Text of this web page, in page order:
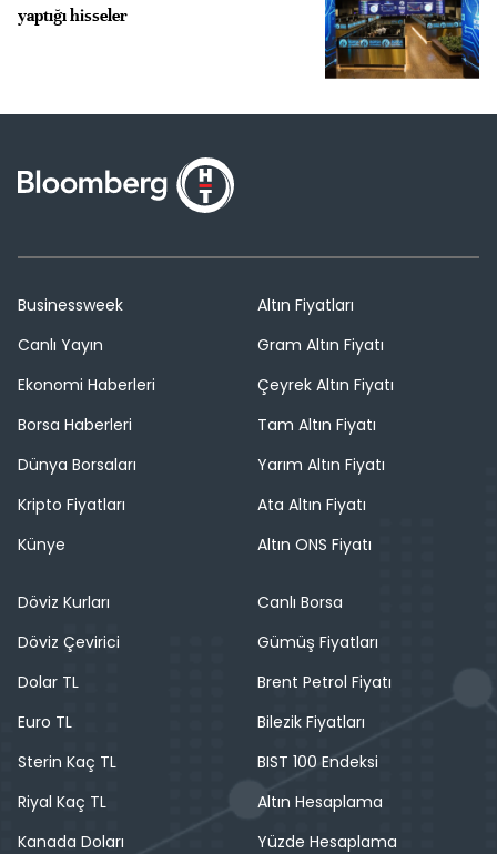
yaptığı hisseler
Businessweek
Canlı Yayın
Ekonomi Haberleri
Borsa Haberleri
Dünya Borsaları
Kripto Fiyatları
Künye
Altın Fiyatları
Gram Altın Fiyatı
Çeyrek Altın Fiyatı
Tam Altın Fiyatı
Yarım Altın Fiyatı
Ata Altın Fiyatı
Altın ONS Fiyatı
Döviz Kurları
Döviz Çevirici
Dolar TL
Euro TL
Sterin Kaç TL
Riyal Kaç TL
Kanada Doları
Canlı Borsa
Gümüş Fiyatları
Brent Petrol Fiyatı
Bilezik Fiyatları
BIST 100 Endeksi
Altın Hesaplama
Yüzde Hesaplama